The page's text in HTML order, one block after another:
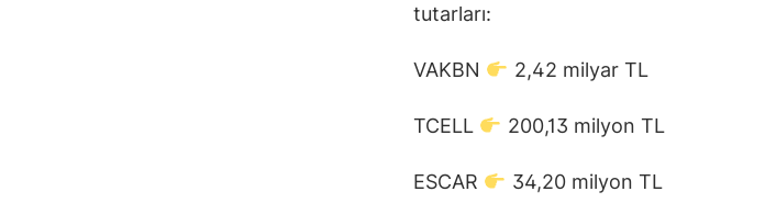
tutarları:
VAKBN 2,42 milyar TL
TCELL 200,13 milyon TL
ESCAR 34,20 milyon TL